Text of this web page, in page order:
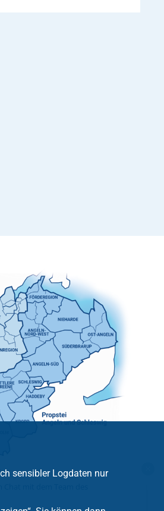
sensibler Logdaten nur